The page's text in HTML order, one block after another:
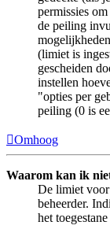
permissies
de peiling
(limiet is
gescheiden
instellen
"opties per
peiling (0 is
Omhoog
Waarom kan ik
De limiet
beheerder.
het